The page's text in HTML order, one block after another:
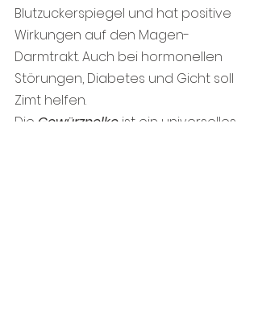
Blutzuckerspiegel und hat positive
Wirkungen auf den Magen-
Darmtrakt. Auch bei hormonellen
Störungen, Diabetes und Gicht soll
Zimt helfen.
Die Gewürznelke ist ein universelles